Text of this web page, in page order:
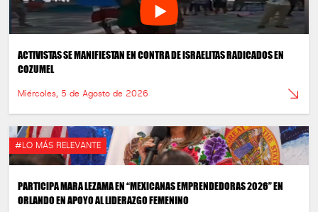
ACTIVISTAS SE MANIFIESTAN EN CONTRA DE ISRAELITAS RADICADOS EN
COZUMEL
Miércoles, 5 de Agosto de 2026
#LO MÁS RELEVANTE
PARTICIPA MARA LEZAMA EN “MEXICANAS EMPRENDEDORAS 2026” EN
ORLANDO EN APOYO AL LIDERAZGO FEMENINO